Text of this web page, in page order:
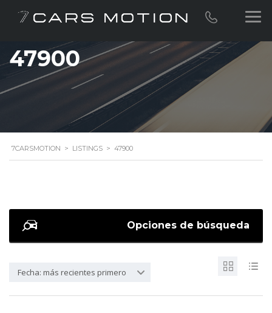
47900
7CARSMOTION > LISTINGS > 47900
Opciones de búsqueda
Fecha: más recientes primero